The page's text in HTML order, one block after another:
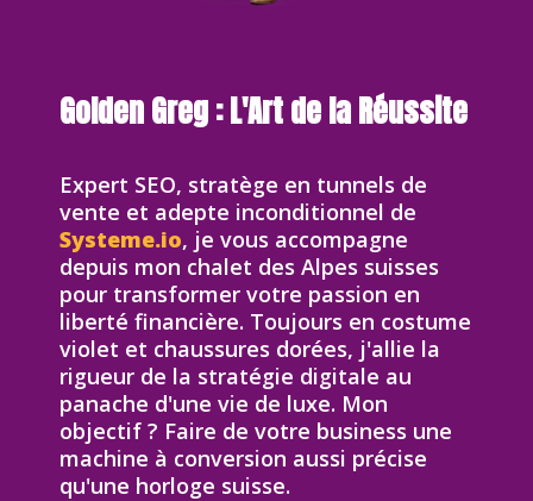
Golden Greg : L'Art de la Réussite
Expert SEO, stratège en tunnels de
vente et adepte inconditionnel de
Systeme.io, je vous accompagne
depuis mon chalet des Alpes suisses
pour transformer votre passion en
liberté financière. Toujours en costume
violet et chaussures dorées, j'allie la
rigueur de la stratégie digitale au
panache d'une vie de luxe. Mon
objectif ? Faire de votre business une
machine à conversion aussi précise
qu'une horloge suisse.